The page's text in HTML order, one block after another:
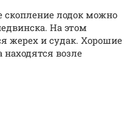
лодок можно
На этом
жерех и судак. Хорошие
возле